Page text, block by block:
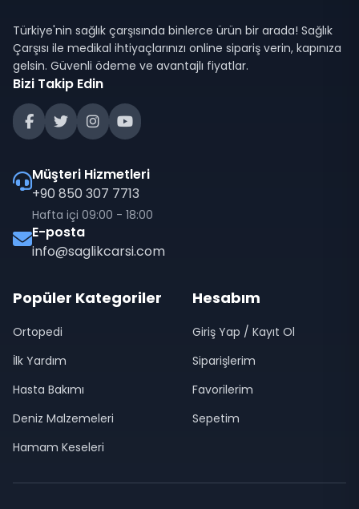
Türkiye'nin sağlık çarşısında binlerce ürün bir arada! Sağlık
Çarşısı ile medikal ihtiyaçlarınızı online sipariş verin, kapınıza
gelsin. Güvenli ödeme ve avantajlı fiyatlar.
Bizi Takip Edin
Müşteri Hizmetleri
+90 850 307 7713
Hafta içi 09:00 - 18:00
E-posta
info@saglikcarsi.com
Popüler Kategoriler
Ortopedi
İlk Yardım
Hasta Bakımı
Deniz Malzemeleri
Hamam Keseleri
Hesabım
Giriş Yap / Kayıt Ol
Siparişlerim
Favorilerim
Sepetim